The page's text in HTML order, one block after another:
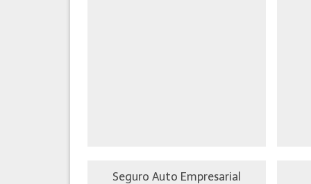
Seguro Auto Empresarial